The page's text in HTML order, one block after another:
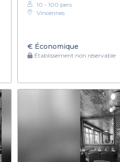
10 - 100 pers.
Vincennes
€Économique
Établissement non réservable